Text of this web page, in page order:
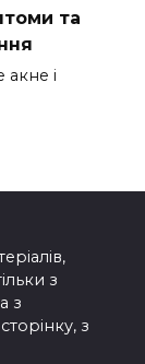
та
і
з
з
з